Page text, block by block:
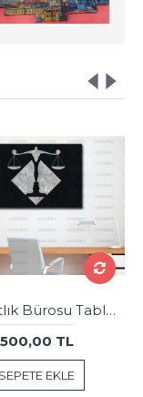
Avukatlık Bürosu Tabloları Hukuk Bürosu İç Dekorasyon kns-62
500,00 TL
SEPETE EKLE